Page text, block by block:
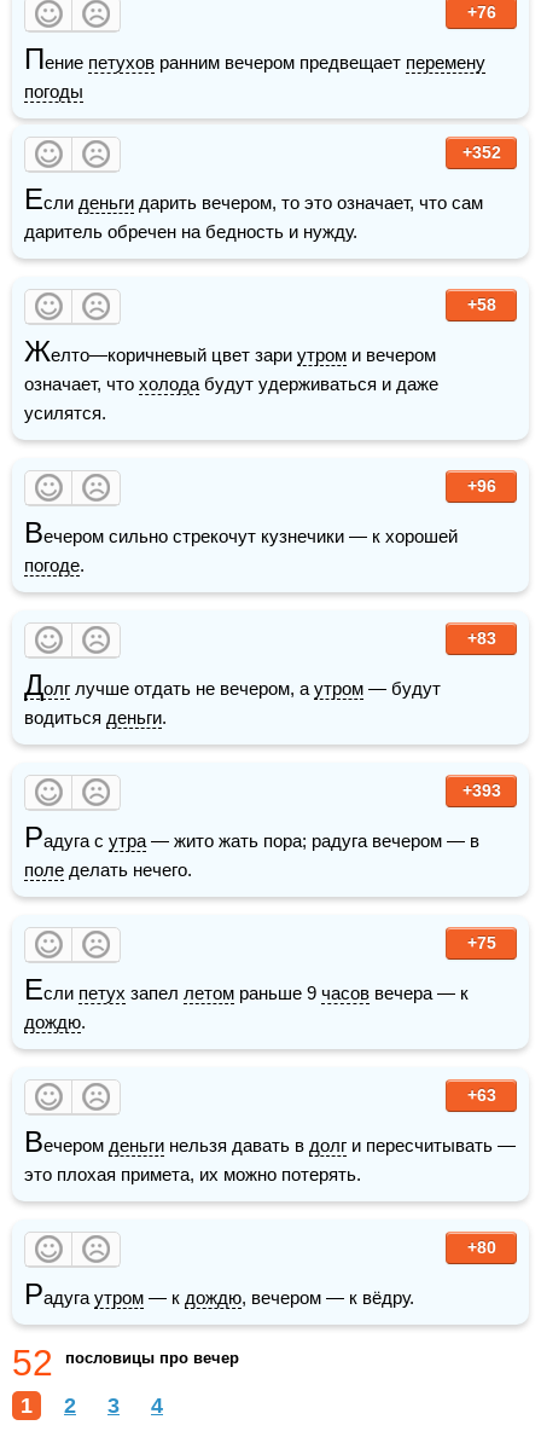
+76
Пение петухов ранним вечером предвещает перемену
погоды
+352
Если деньги дарить вечером, то это означает, что сам
даритель обречен на бедность и нужду.
+58
Желто—коричневый цвет зари утром и вечером
означает, что холода будут удерживаться и даже
усилятся.
+96
В
погоде.
+83
Долг лучше отдать не вечером, а утром — будут
водиться деньги.
+393
Радуга с утра
поле делать нечего.
+75
Если петух запел летом раньше 9 часов
дождю.
+63
Вечером деньги нельзя давать в долг и пересчитывать —
это плохая примета, их можно потерять.
+80
Радуга утром — к дождю, вечером — к вёдру.
52 пословицы про вечер
1 2 3 4